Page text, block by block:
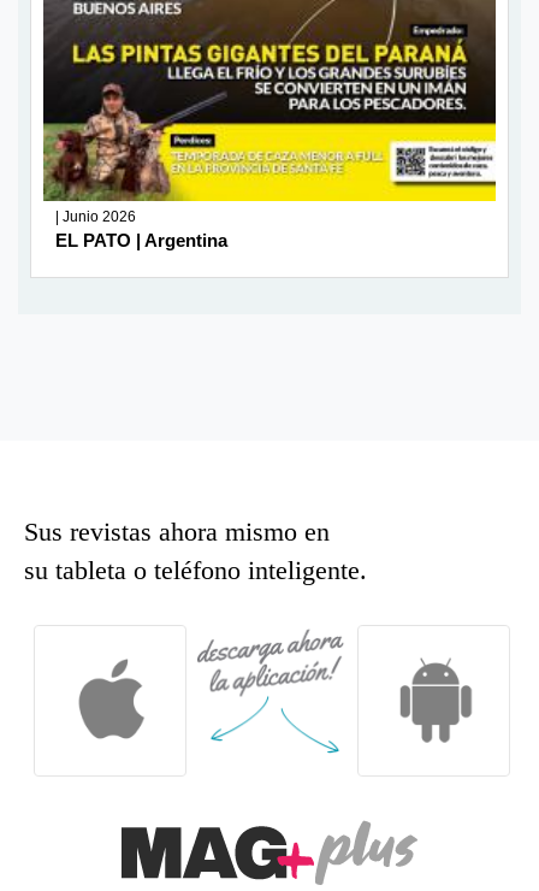
| Junio 2026
EL PATO | Argentina
Sus revistas ahora mismo en
su tableta o teléfono inteligente.